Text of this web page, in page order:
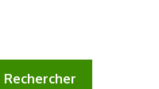
Rechercher